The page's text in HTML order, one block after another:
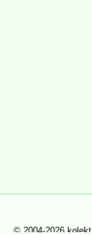
© 2004-2026